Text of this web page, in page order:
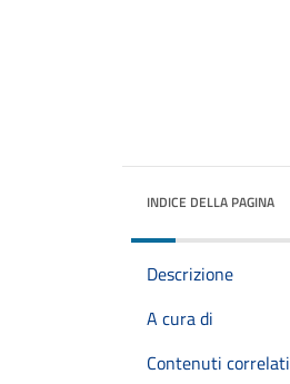
INDICE DELLA PAGINA
Descrizione
A cura di
Contenuti correlati